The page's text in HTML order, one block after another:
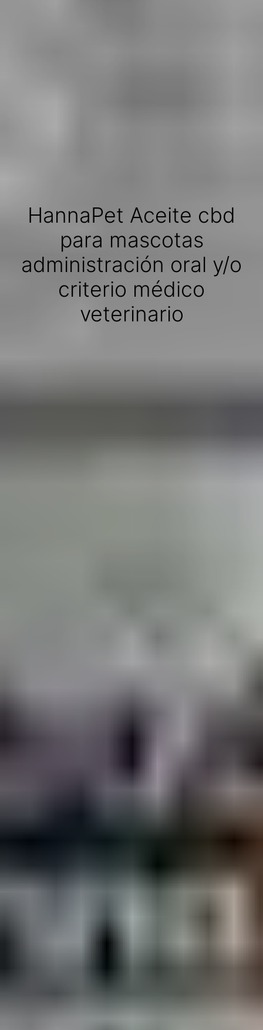
HannaPet Aceite cbd
para mascotas
administración oral y/o
criterio médico
veterinario